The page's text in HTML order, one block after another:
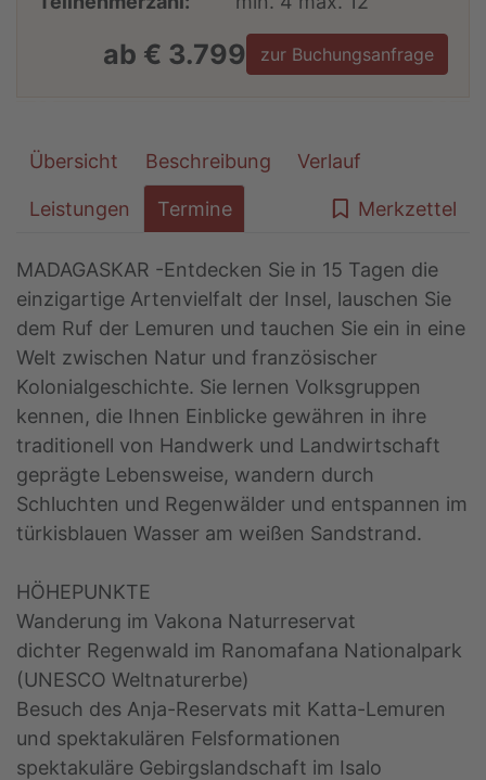
ab € 3.799 zur Buchungsanfrage
Übersicht Beschreibung Verlauf
Leistungen Termine Merkzettel
MADAGASKAR -Entdecken Sie in 15 Tagen die
einzigartige Artenvielfalt der Insel, lauschen Sie
dem Ruf der Lemuren und tauchen Sie ein in eine
Welt zwischen Natur und französischer
Kolonialgeschichte. Sie lernen Volksgruppen
kennen, die Ihnen Einblicke gewähren in ihre
traditionell von Handwerk und Landwirtschaft
geprägte Lebensweise, wandern durch
Schluchten und Regenwälder und entspannen im
türkisblauen Wasser am weißen Sandstrand.
HÖHEPUNKTE
Wanderung im Vakona Naturreservat
dichter Regenwald im Ranomafana Nationalpark
(UNESCO Weltnaturerbe)
Besuch des Anja-Reservats mit Katta-Lemuren
und spektakulären Felsformationen
spektakuläre Gebirgslandschaft im Isalo